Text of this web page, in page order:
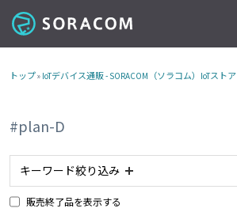
製品
事例
料金
ドキュメント
導入支援
IoTストア
最新情報
トップ» IoTデバイス通販 - SORACOM（ソラコム）IoTストア
#plan-D
キーワード絞り込み
#アナログ入力 #planX2
販売終了品を表示する